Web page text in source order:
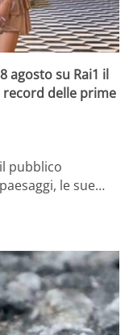
agosto su Rai1 il
delle prime
pubblico
le sue…